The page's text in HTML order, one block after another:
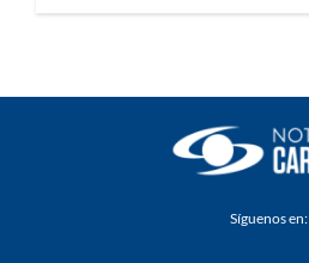
Síguenos en: